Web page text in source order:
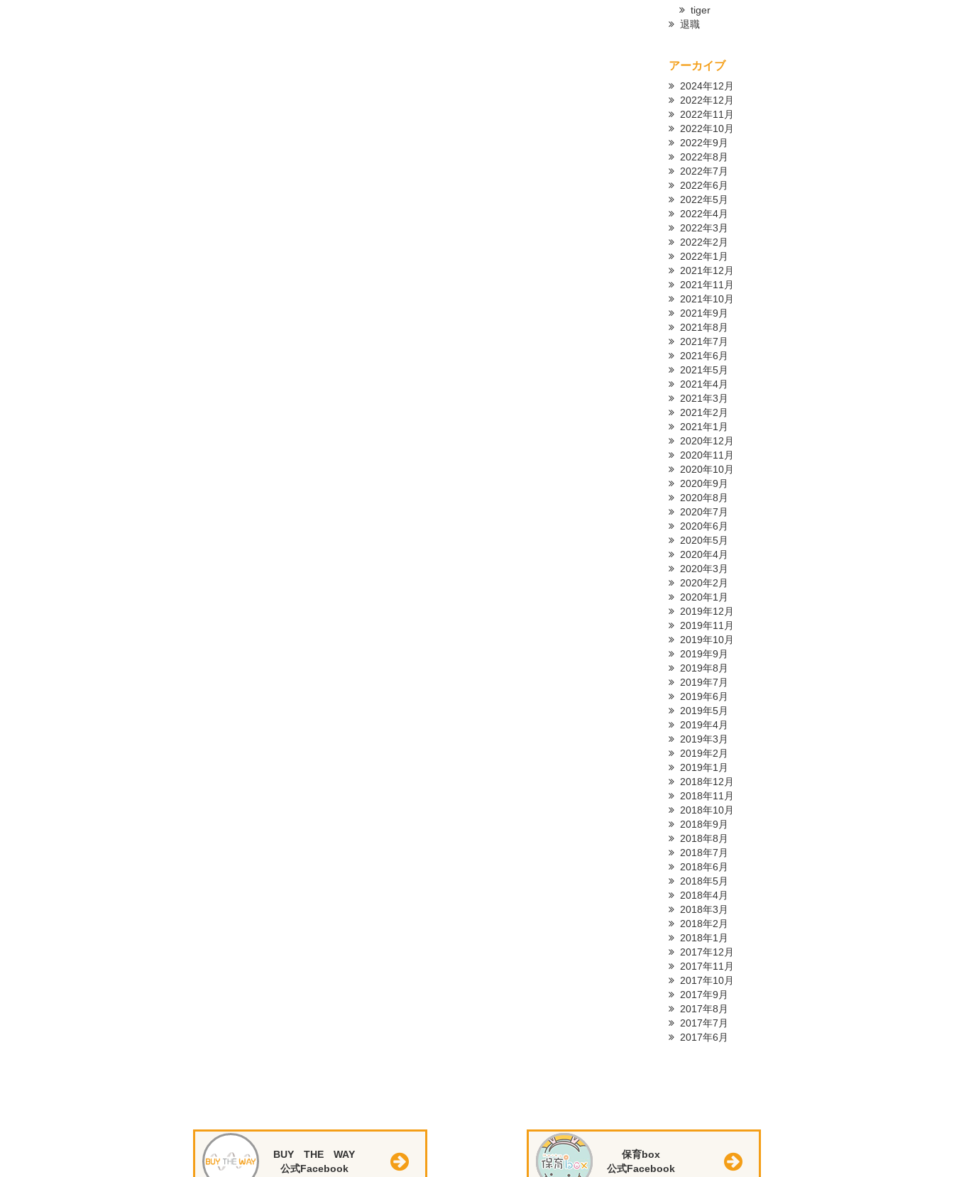
tiger
退職
アーカイブ
2024年12月
2022年12月
2022年11月
2022年10月
2022年9月
2022年8月
2022年7月
2022年6月
2022年5月
2022年4月
2022年3月
2022年2月
2022年1月
2021年12月
2021年11月
2021年10月
2021年9月
2021年8月
2021年7月
2021年6月
2021年5月
2021年4月
2021年3月
2021年2月
2021年1月
2020年12月
2020年11月
2020年10月
2020年9月
2020年8月
2020年7月
2020年6月
2020年5月
2020年4月
2020年3月
2020年2月
2020年1月
2019年12月
2019年11月
2019年10月
2019年9月
2019年8月
2019年7月
2019年6月
2019年5月
2019年4月
2019年3月
2019年2月
2019年1月
2018年12月
2018年11月
2018年10月
2018年9月
2018年8月
2018年7月
2018年6月
2018年5月
2018年4月
2018年3月
2018年2月
2018年1月
2017年12月
2017年11月
2017年10月
2017年9月
2017年8月
2017年7月
2017年6月
BUY THE WAY
公式Facebook
保育box
公式Facebook